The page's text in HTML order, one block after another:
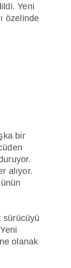
Yeni
özelinde
bir
alıyor.
sürücüyü
olanak